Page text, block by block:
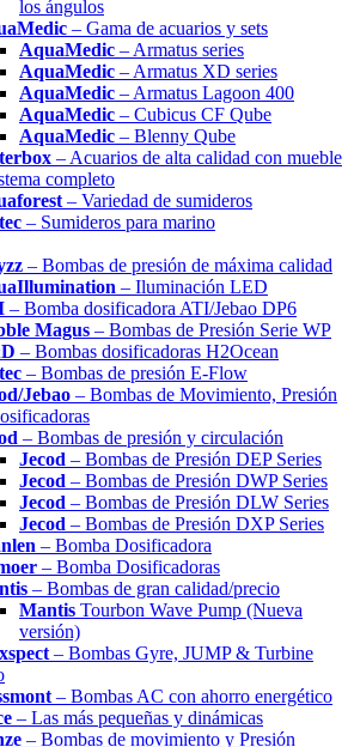
los ángulos
– Gama de acuarios y sets
AquaMedic – Armatus series
AquaMedic – Armatus XD series
AquaMedic – Armatus Lagoon 400
AquaMedic – Cubicus CF Qube
AquaMedic – Blenny Qube
– Acuarios de alta calidad con mueble
completo
– Variedad de sumideros
– Sumideros para marino
– Bombas de presión de máxima calidad
– Iluminación LED
– Bomba dosificadora ATI/Jebao DP6
Magus – Bombas de Presión Serie WP
– Bombas dosificadoras H2Ocean
– Bombas de presión E-Flow
Jebao – Bombas de Movimiento, Presión
– Bombas de presión y circulación
Jecod – Bombas de Presión DEP Series
Jecod – Bombas de Presión DWP Series
Jecod – Bombas de Presión DLW Series
Jecod – Bombas de Presión DXP Series
– Bomba Dosificadora
– Bomba Dosificadoras
– Bombas de gran calidad/precio
Mantis Tourbon Wave Pump (Nueva
versión)
– Bombas Gyre, JUMP & Turbine
– Bombas AC con ahorro energético
– Las más pequeñas y dinámicas
– Bombas de movimiento y Presión